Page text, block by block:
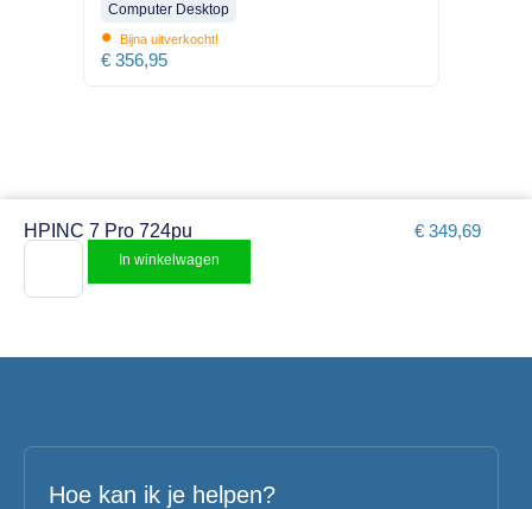
Computer Desktop
• Bijna uitverkocht!
€ 356,95
HPINC 7 Pro 724pu € 349,69
In winkelwagen
Hoe kan ik je helpen?